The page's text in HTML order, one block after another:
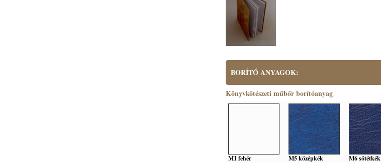
BORÍTÓ ANYAGOK:
Könyvkötészeti műbőr borítóanyag
M1 fehér M5 középkék M6 sötétkék